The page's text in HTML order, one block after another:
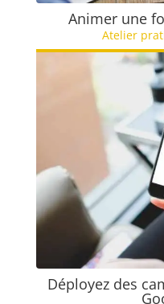
Animer une
Atelier
Déployez des